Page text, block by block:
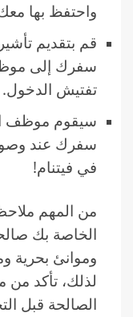
واحتفظ بها
قم بتقديم
سفرك إلى
تفتيش الدخول.
سيقوم موظف
سفرك عند
في فيتنام!
من المهم
الخاصة بك
وموانئ بحرية
لذلك، تأكد من
الصالحة قبل